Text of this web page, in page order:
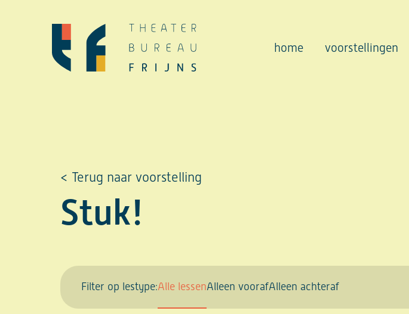
home voorstellingen
< Terug naar voorstelling
Stuk!
Filter op lestype:Alle lessenAlleen voorafAlleen achteraf